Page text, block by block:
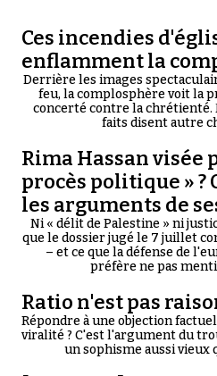
Ces incendies
enflamment la
Derrière les images
feu, la complosphère voit la
concerté contre la chrétienté.
faits disent autre
Rima Hassan visée
procès politique » ?
les arguments de
Ni « délit de Palestine » ni
que le dossier jugé le 7 juillet
– et ce que la défense de
préfère ne pas
Ratio n'est pas
Répondre à une objection
viralité ? C'est l'argument du
un sophisme aussi vieux